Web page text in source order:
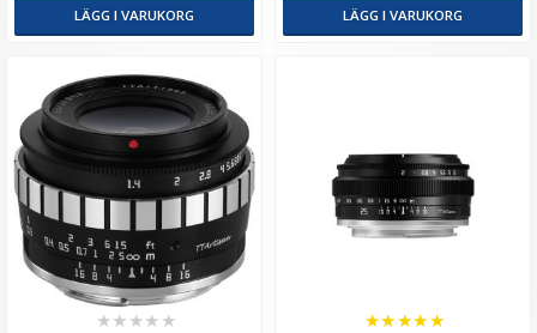
LÄGG I VARUKORG LÄGG I VARUKORG
★★ ★★ ★ ★★★★★